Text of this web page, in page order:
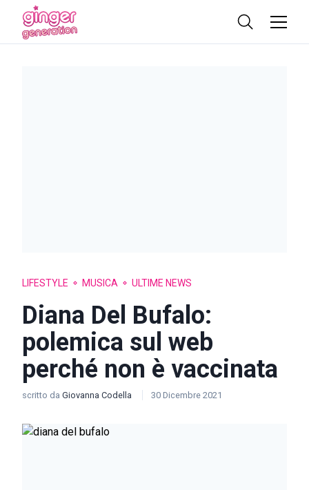
LIFESTYLE MUSICA ULTIME NEWS
Diana Del Bufalo:
polemica sul web
perché non è vaccinata
scritto da Giovanna Codella 30 Dicembre 2021